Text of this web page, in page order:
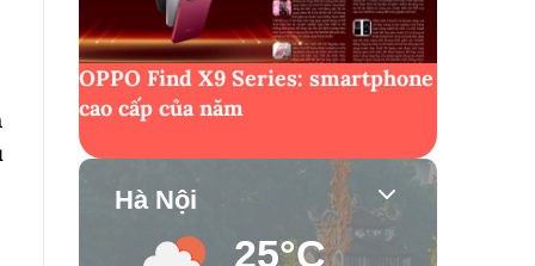
OPPO Find X9 Series: smartphone
cao cấp của năm
Hà Nội
25°C